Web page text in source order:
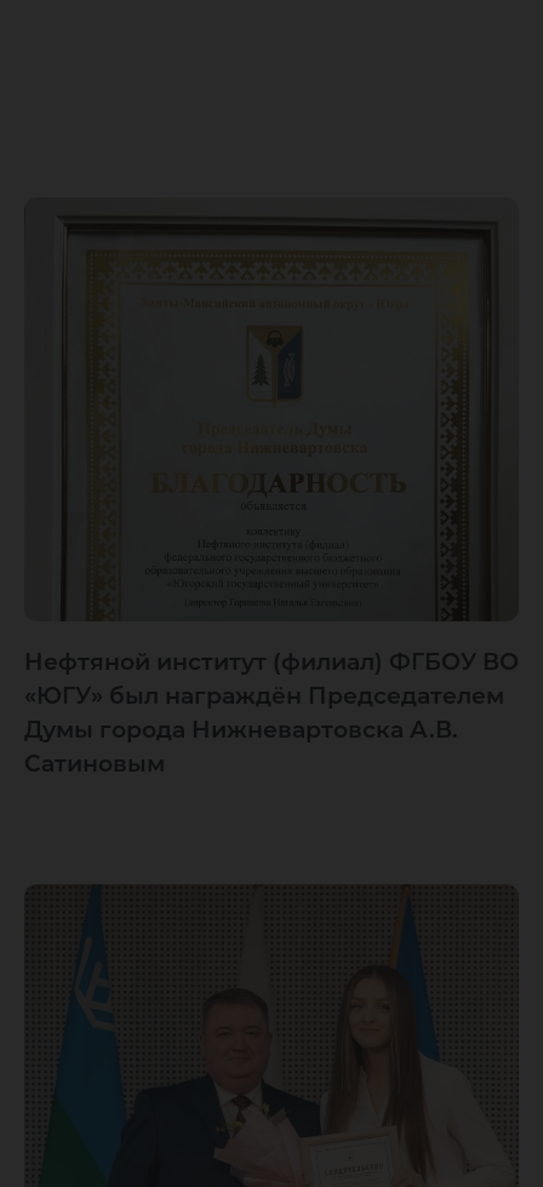
Нефтяной институт (филиал) ФГБОУ ВО
«ЮГУ» был награждён Председателем
Думы города Нижневартовска А.В.
Сатиновым